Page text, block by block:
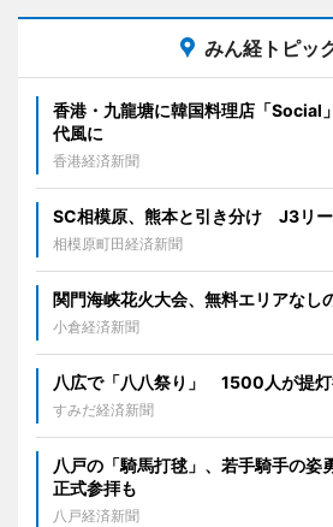
みん経トピッ
香港・九龍塘に韓国料理店「
代風に
香港経済新聞
SC相模原、熊本と引き分け J3リ
相模原町田経済新聞
関門海峡花火大会、無料エリアなし
小倉経済新聞
八広で「八八祭り」 1500人が提灯
すみだ経済新聞
八戸の「騎馬打毬」、若手騎手の
正式参拝も
八戸経済新聞